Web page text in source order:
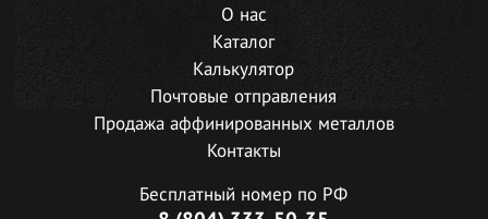
О нас
Каталог
Калькулятор
Почтовые отправления
Продажа аффинированных металлов
Контакты
Бесплатный номер по РФ